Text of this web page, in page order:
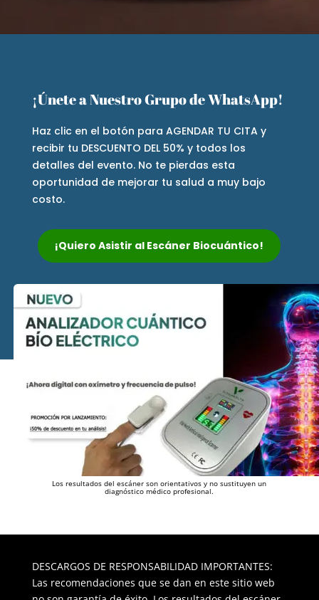
¡Únete a Nuestro Grupo de WhatsApp!
Haz clic en el botón para AGENDAR TU CITA y
recibir tu DESCUENTO DEL 50% y todos los
detalles del evento. No te pierdas esta
oportunidad de mejorar tu salud a muy bajo
costo.
¡Quiero Asistir al Escáner Biocuántico!
Los resultados del escáner son orientativos y no sustituyen un
diagnóstico médico profesional.
DESCARGOS DE RESPONSABILIDAD IMPORTANTES:
Las recomendaciones que se dan en este sitio web